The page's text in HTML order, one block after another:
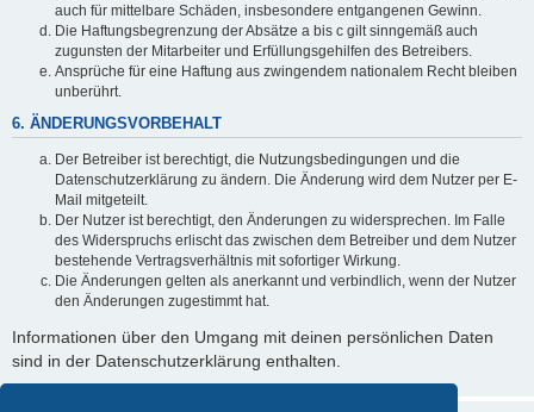
auch für mittelbare Schäden, insbesondere entgangenen Gewinn.
Die Haftungsbegrenzung der Absätze a bis c gilt sinngemäß auch
zugunsten der Mitarbeiter und Erfüllungsgehilfen des Betreibers.
Ansprüche für eine Haftung aus zwingendem nationalem Recht bleiben
unberührt.
6. ÄNDERUNGSVORBEHALT
Der Betreiber ist berechtigt, die Nutzungsbedingungen und die
Datenschutzerklärung zu ändern. Die Änderung wird dem Nutzer per E-
Mail mitgeteilt.
Der Nutzer ist berechtigt, den Änderungen zu widersprechen. Im Falle
des Widerspruchs erlischt das zwischen dem Betreiber und dem Nutzer
bestehende Vertragsverhältnis mit sofortiger Wirkung.
Die Änderungen gelten als anerkannt und verbindlich, wenn der Nutzer
den Änderungen zugestimmt hat.
Informationen über den Umgang mit deinen persönlichen Daten
sind in der Datenschutzerklärung enthalten.